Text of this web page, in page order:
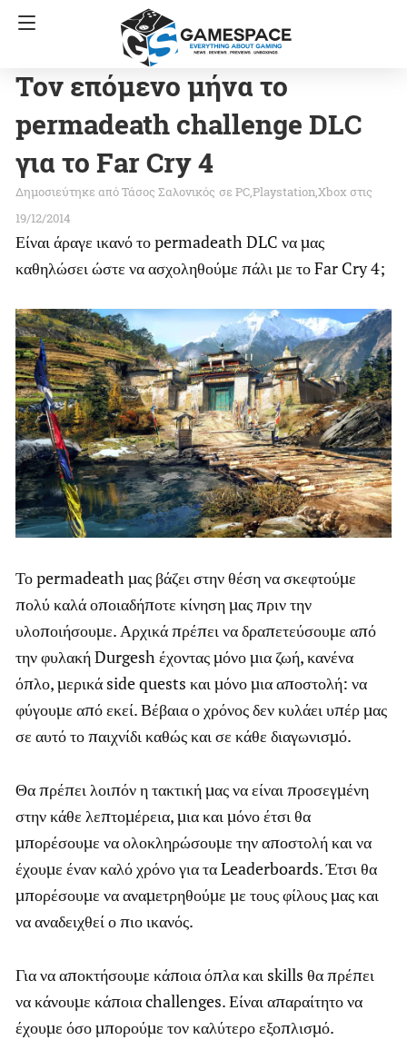
Τον επόμενο μήνα το
permadeath challenge DLC
για το Far Cry 4
Τάσος Σαλονικός σε PCPlaystationXbox στις
19/12/2014
Είναι άραγε ικανό το permadeath DLC να μας
καθηλώσει ώστε να ασχοληθούμε πάλι με το Far Cry 4;
Το permadeath μας βάζει στην θέση να σκεφτούμε
πολύ καλά οποιαδήποτε κίνηση μας πριν την
υλοποιήσουμε. Αρχικά πρέπει να δραπετεύσουμε από
την φυλακή Durgesh έχοντας μόνο μια ζωή, κανένα
όπλο, μερικά side quests και μόνο μια αποστολή: να
φύγουμε από εκεί. Βέβαια ο χρόνος δεν κυλάει υπέρ μας
σε αυτό το παιχνίδι καθώς και σε κάθε διαγωνισμό.
Θα πρέπει λοιπόν η τακτική μας να είναι προσεγμένη
στην κάθε λεπτομέρεια, μια και μόνο έτσι θα
μπορέσουμε να ολοκληρώσουμε την αποστολή και να
έχουμε έναν καλό χρόνο για τα Leaderboards. Έτσι θα
μπορέσουμε να αναμετρηθούμε με τους φίλους μας και
να αναδειχθεί ο πιο ικανός.
Για να αποκτήσουμε κάποια όπλα και skills θα πρέπει
να κάνουμε κάποια challenges. Είναι απαραίτητο να
έχουμε όσο μπορούμε τον καλύτερο εξοπλισμό.